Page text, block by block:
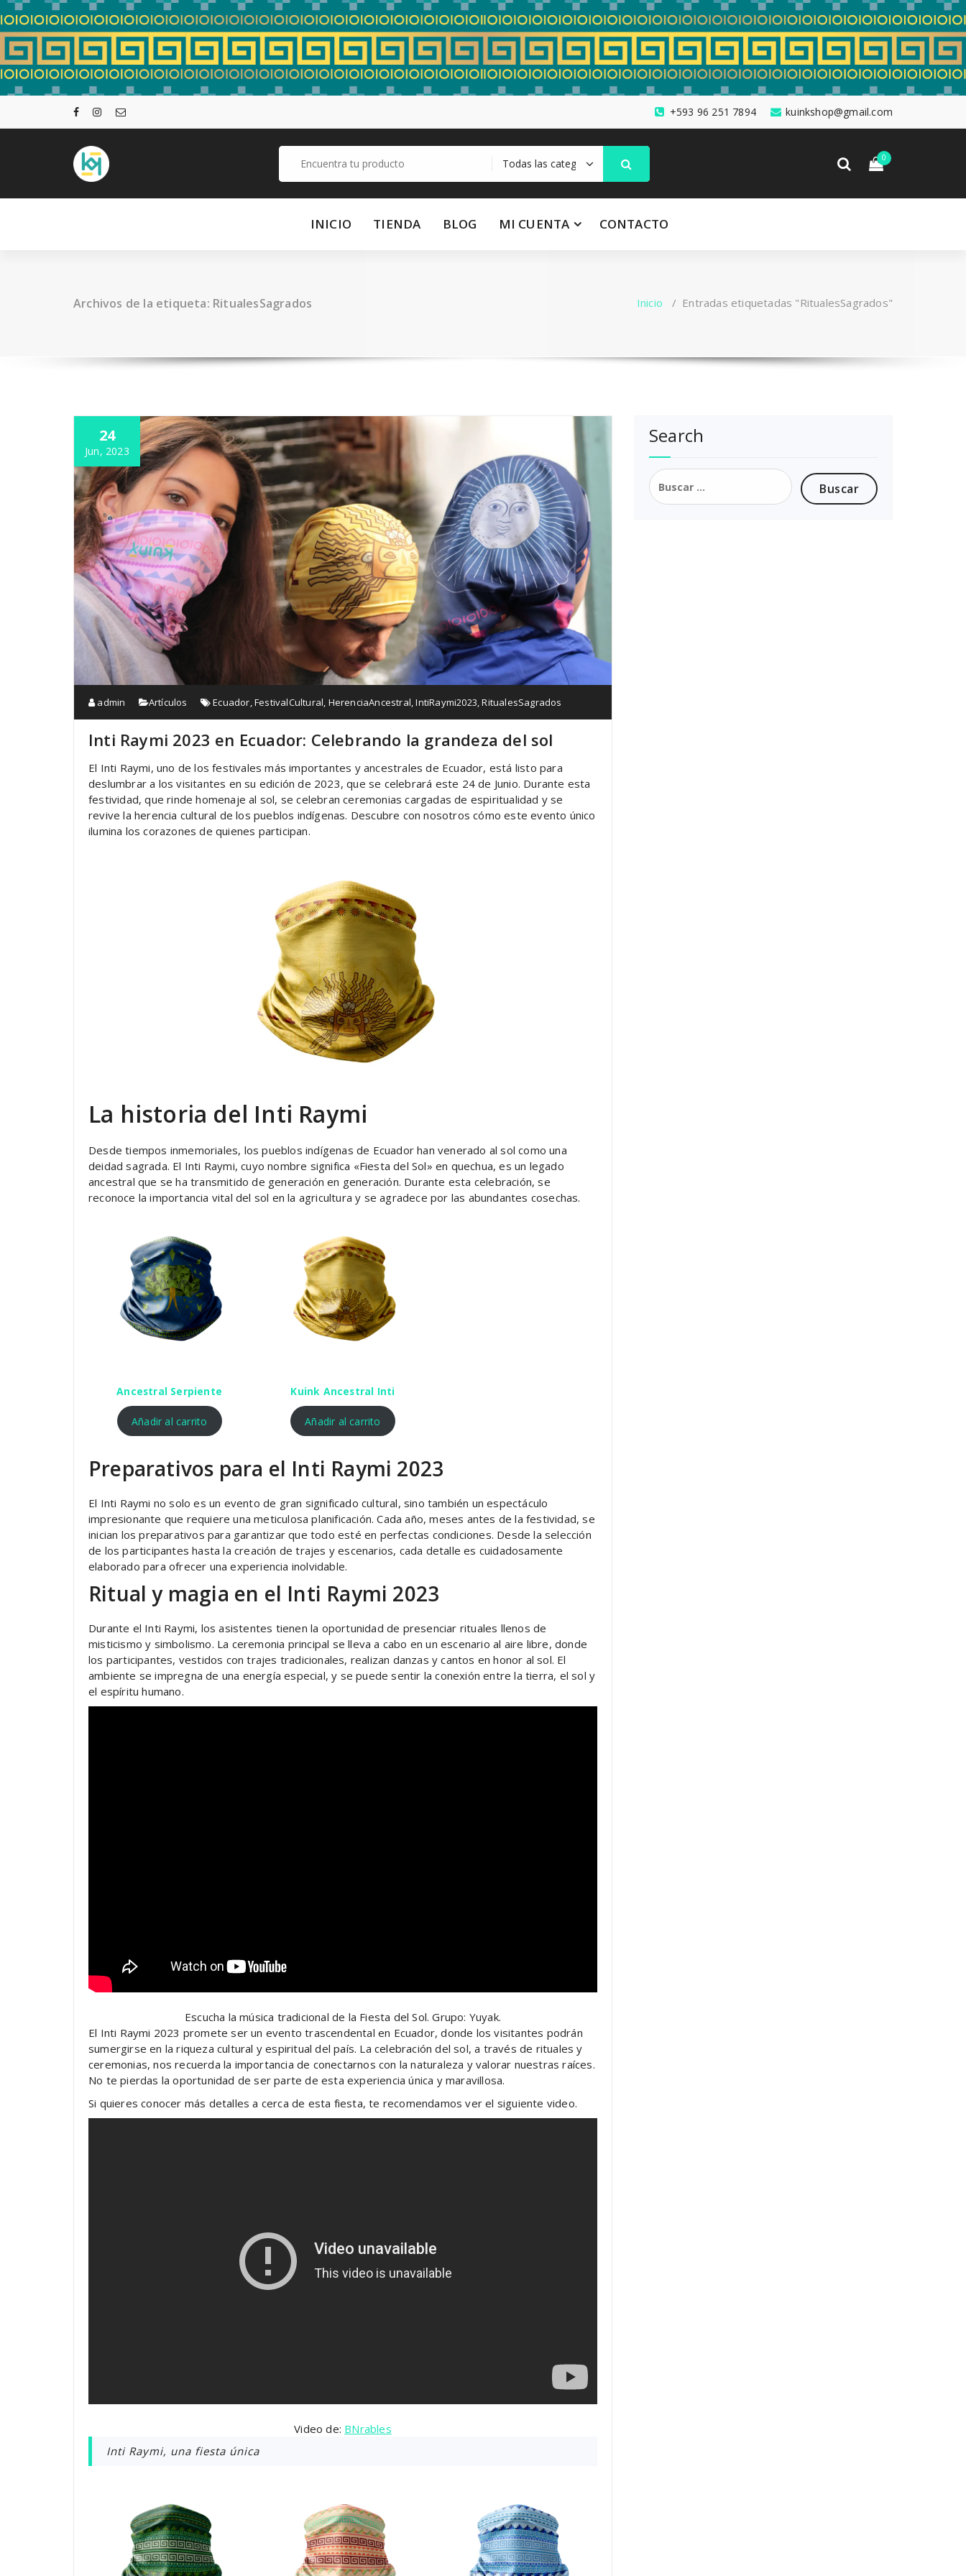
Saltar
al
contenido
kuinkshop@gmail.com
+593 96 251 7894
Buscar: 0
INICIO TIENDA BLOG MI CUENTA CONTACTO
Archivos de la etiqueta: RitualesSagrados Inicio / Entradas etiquetadas "RitualesSagrados"
24
Jun, 2023
admin Artículos Ecuador,FestivalCultural, HerenciaAncestral,IntiRaymi2023,RitualesSagrados
Inti Raymi 2023 en Ecuador: Celebrando la grandeza del sol
El Inti Raymi, uno de los festivales más importantes y ancestrales de Ecuador, está listo para
deslumbrar a los visitantes en su edición de 2023, que se celebrará este 24 de Junio. Durante esta
festividad, que rinde homenaje al sol, se celebran ceremonias cargadas de espiritualidad y se
revive la herencia cultural de los pueblos indígenas. Descubre con nosotros cómo este evento único
ilumina los corazones de quienes participan.
La historia del Inti Raymi
Desde tiempos inmemoriales, los pueblos indígenas de Ecuador han venerado al sol como una
deidad sagrada. El Inti Raymi, cuyo nombre significa «Fiesta del Sol» en quechua, es un legado
ancestral que se ha transmitido de generación en generación. Durante esta celebración, se
reconoce la importancia vital del sol en la agricultura y se agradece por las abundantes cosechas.
Ancestral Serpiente
Añadir al carrito
Kuink Ancestral Inti
Añadir al carrito
Preparativos para el Inti Raymi 2023
El Inti Raymi no solo es un evento de gran significado cultural, sino también un espectáculo
impresionante que requiere una meticulosa planificación. Cada año, meses antes de la festividad, se
inician los preparativos para garantizar que todo esté en perfectas condiciones. Desde la selección
de los participantes hasta la creación de trajes y escenarios, cada detalle es cuidadosamente
elaborado para ofrecer una experiencia inolvidable.
Ritual y magia en el Inti Raymi 2023
Durante el Inti Raymi, los asistentes tienen la oportunidad de presenciar rituales llenos de
misticismo y simbolismo. La ceremonia principal se lleva a cabo en un escenario al aire libre, donde
los participantes, vestidos con trajes tradicionales, realizan danzas y cantos en honor al sol. El
ambiente se impregna de una energía especial, y se puede sentir la conexión entre la tierra, el sol y
el espíritu humano.
Escucha la música tradicional de la Fiesta del Sol. Grupo: Yuyak.
El Inti Raymi 2023 promete ser un evento trascendental en Ecuador, donde los visitantes podrán
sumergirse en la riqueza cultural y espiritual del país. La celebración del sol, a través de rituales y
ceremonias, nos recuerda la importancia de conectarnos con la naturaleza y valorar nuestras raíces.
No te pierdas la oportunidad de ser parte de esta experiencia única y maravillosa.
Si quieres conocer más detalles a cerca de esta fiesta, te recomendamos ver el siguiente video.
Video de: BNrables
Inti Raymi, una fiesta única
Search
Buscar: